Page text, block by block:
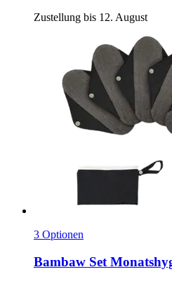
Zustellung bis 12. August
3 Optionen
Bambaw Set